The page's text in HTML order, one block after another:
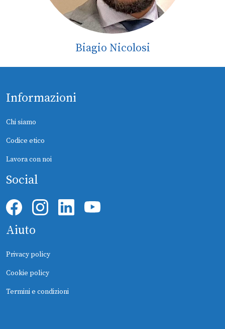
Biagio Nicolosi
Informazioni
Chi siamo
Codice etico
Lavora con noi
Social
Aiuto
Privacy policy
Cookie policy
Termini e condizioni